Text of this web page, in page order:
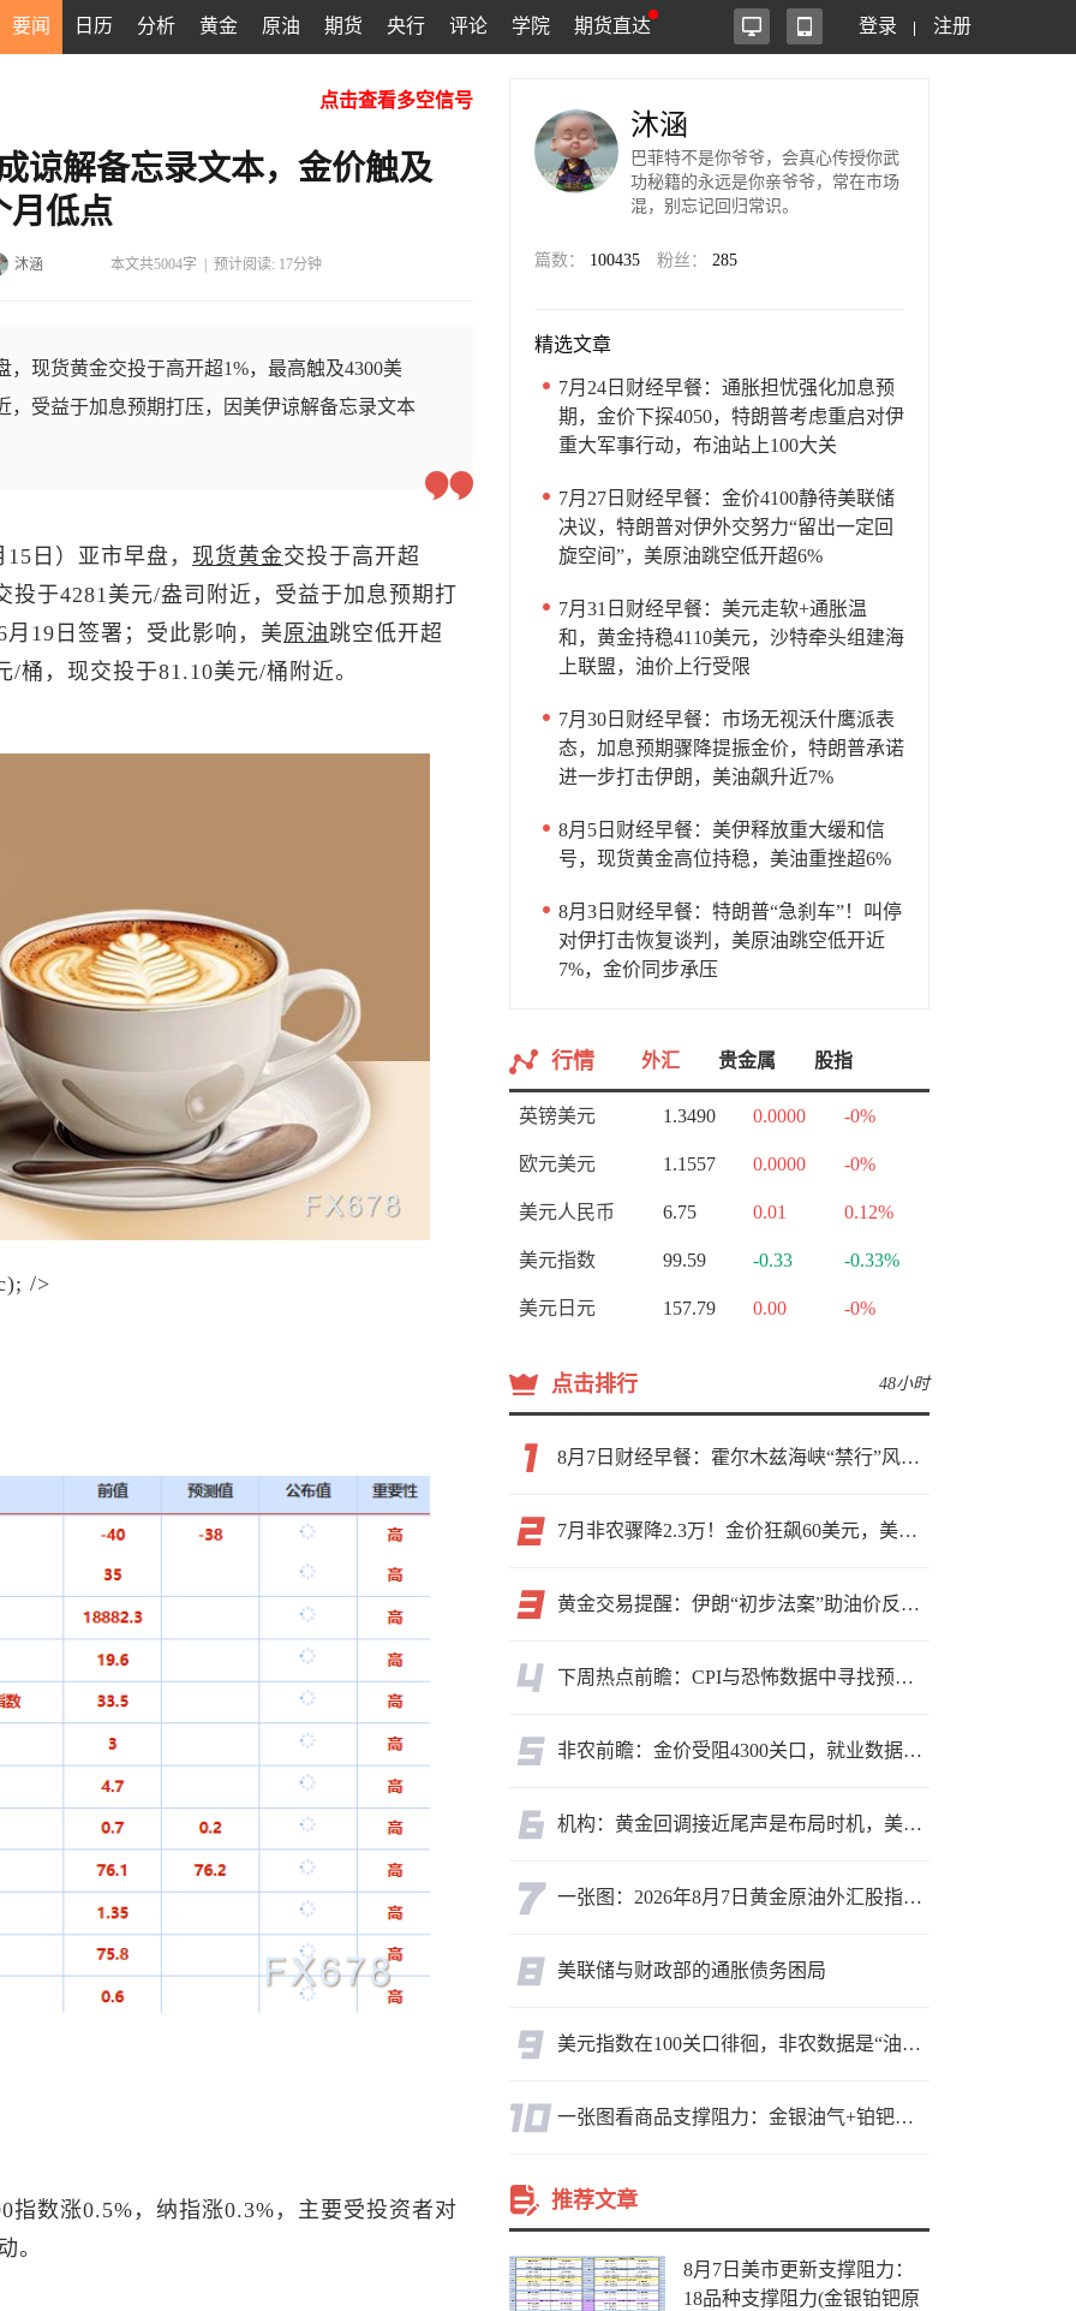
要闻 日历 分析 黄金 原油 期货 央行 评论 学院 期货直达 登录 注册
点击查看多空信号
谅解备忘录文本，金价触及
月低点
沐涵 本文共5004字 | 预计阅读: 17分钟
，现货黄金交投于高开超1%，最高触及4300美
，受益于加息预期打压，因美伊谅解备忘录文本
日）亚市早盘， 现货黄金交投于高开超
投于4281美元/盎司附近，受益于加息预期打
19日签署；受此影响， 美原油跳空低开超
桶，现交投于81.10美元/桶附近。
/>
指数涨0.5%，纳指涨0.3%，主要受投资者对
。
沐涵
巴菲特不是你爷爷，会真心传授你武
功秘籍的永远是你亲爷爷，常在市场
混，别忘记回归常识。
篇数： 100435 粉丝： 285
精选文章
7月24日财经早餐：通胀担忧强化加息预
期，金价下探4050，特朗普考虑重启对伊
重大军事行动，布油站上100大关
7月27日财经早餐：金价4100静待美联储
决议，特朗普对伊外交努力“留出一定回
旋空间”，美原油跳空低开超6%
7月31日财经早餐：美元走软+通胀温
和，黄金持稳4110美元，沙特牵头组建海
上联盟，油价上行受限
7月30日财经早餐：市场无视沃什鹰派表
态，加息预期骤降提振金价，特朗普承诺
进一步打击伊朗，美油飙升近7%
8月5日财经早餐：美伊释放重大缓和信
号，现货黄金高位持稳，美油重挫超6%
8月3日财经早餐：特朗普“急刹车”！叫停
对伊打击恢复谈判，美原油跳空低开近
7%，金价同步承压
行情 外汇 贵金属 股指
英镑美元 1.3490 0.0000 -0%
欧元美元 1.1557 0.0000 -0%
美元人民币 6.75 0.01 0.12%
美元指数 99.59 -0.33 -0.33%
美元日元 157.79 0.00 -0%
点击排行 48小时
8月7日财经早餐：霍尔木兹海峡“禁行”风波再起，油价急涨金价承压，非农夜市场博弈加剧
7月非农骤降2.3万！金价狂飙60美元，美联储9月加息预期瞬间崩塌
黄金交易提醒：伊朗“初步法案”助油价反弹逾3%，金价小幅承压，非农重磅来袭！
下周热点前瞻：CPI与恐怖数据中寻找预期差
非农前瞻：金价受阻4300关口，就业数据是“火上浇油”还是“釜底抽薪”？
机构：黄金回调接近尾声是布局时机，美元后市或走弱转为利多因素
一张图：2026年8月7日黄金原油外汇股指“枢纽点+多空持仓信号”一览
美联储与财政部的通胀债务困局
美元指数在100关口徘徊，非农数据是“油门”还是“刹车”？
一张图看商品支撑阻力：金银油气+铂钯铜农产品期货(2026年8月7日)
推荐文章
8月7日美市更新支撑阻力：
18品种支撑阻力(金银铂钯原